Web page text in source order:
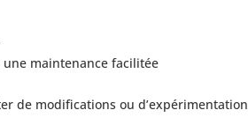
maintenance facilitée
de modifications ou d’expérimentation